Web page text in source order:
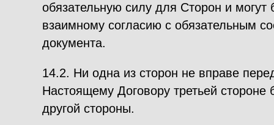
обязательную силу для Сторон и могут
взаимному согласию с обязательным
документа.
14.2. Ни одна из сторон не вправе
Настоящему Договору третьей стороне
другой стороны.